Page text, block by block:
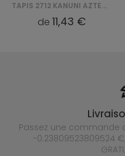
TAPIS 2712 KANUNI AZTECA BAWEŁNIANY
de 11,43 €
Passez une commande
-0.23809523809524